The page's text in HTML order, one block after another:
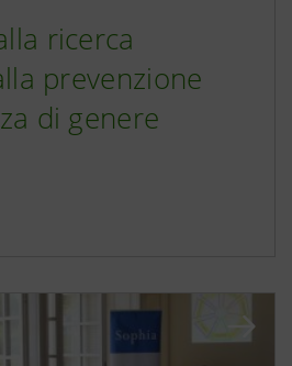
ricerca
prevenzione
di genere